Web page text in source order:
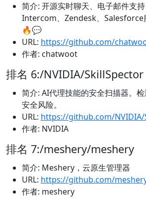
简介: 开源实时聊天、电子邮件支持
Intercom、Zendesk、Salesforce
🔥💬
URL: https://github.com/
作者: chatwoot
排名 6:/NVIDIA/SkillSpector
简介: AI代理技能的安全扫描器。
安全风险。
URL: https://github.com/NVIDIA/
作者: NVIDIA
排名 7:/meshery/meshery
简介: Meshery，云原生管理器
URL: https://github.com/
作者: meshery